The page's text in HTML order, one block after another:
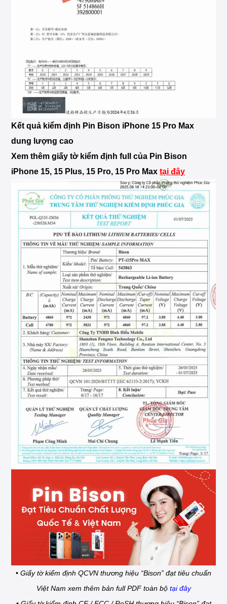
Kết quả kiểm định Pin Bison iPhone 15 Pro Max
dung lượng cao
Xem thêm giấy tờ kiểm định full của Pin Bison
iPhone 15, 15 Plus, 15 Pro, 15 Pro Maxtại đây
• Giấy tờ kiểm định QCVN thương hiệu “Bison” đạt tiêu chuẩn
Việt Nam xem thêm bản full PDF toàn bộ tại đây